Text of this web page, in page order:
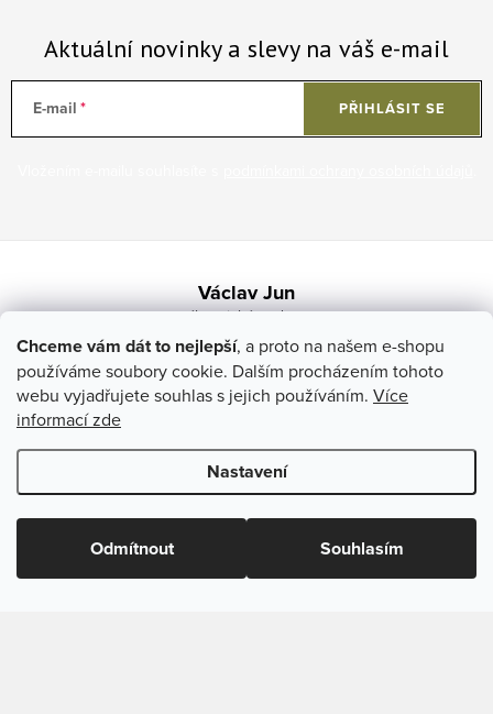
Chceme vám dát to nejlepší, a proto na našem e-shopu
používáme soubory cookie. Dalším procházením tohoto
webu vyjadřujete souhlas s jejich používáním. Více
informací zde
Nastavení
Odmítnout Souhlasím
Aktuální novinky a slevy na váš e-mail
E-mail PŘIHLÁSIT SE
Václav Jun
605 336 269
Otakara Ševčíka 994/30, Brno 63600
info@uvlasku.cz